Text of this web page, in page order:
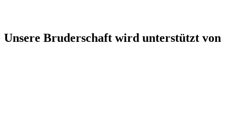
Unsere Bruderschaft wird unterstützt von